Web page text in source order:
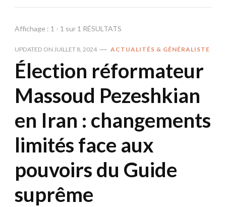
Affichage : 1 - 1 sur 1 RÉSULTATS
UPDATED ON JUILLET 8, 2024 ACTUALITÉS & GÉNÉRALISTE
Élection réformateur
Massoud Pezeshkian
en Iran : changements
limités face aux
pouvoirs du Guide
suprême